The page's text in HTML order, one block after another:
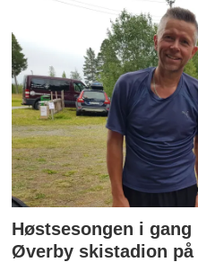
Høstsesongen i
Øverby skistadion